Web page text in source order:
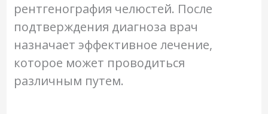
рентгенография челюстей. После
подтверждения диагноза врач
назначает эффективное лечение,
которое может проводиться
различным путем.